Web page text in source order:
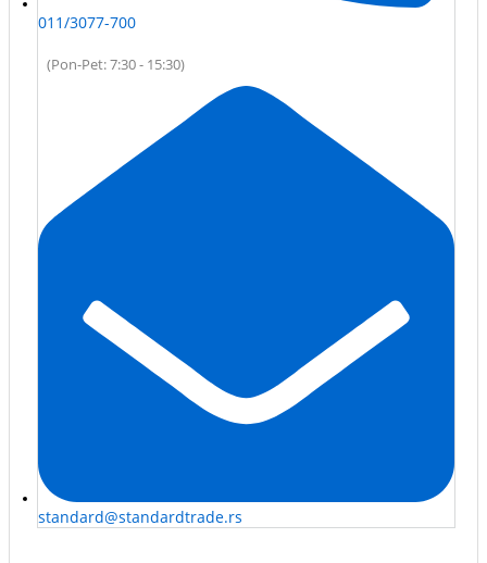
011/3077-700
(Pon-Pet: 7:30 - 15:30)
standard@standardtrade.rs